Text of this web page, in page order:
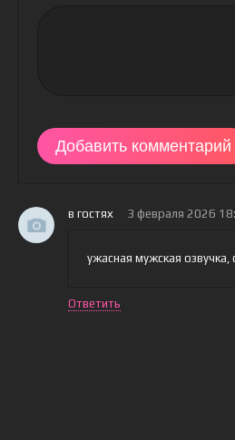
Добавить комментарий
в гостях 3 февраля 2026
ужасная мужская
Ответить